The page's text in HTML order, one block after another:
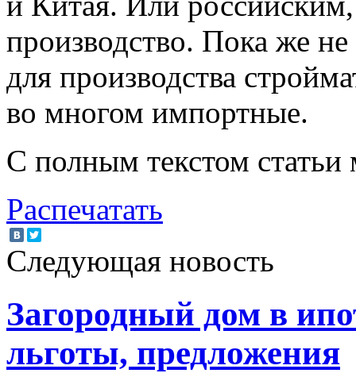
производство. Пока же не
для производства
во многом импортные.
С полным текстом
Распечатать
Следующая новость
Загородный дом в
льготы, предложения